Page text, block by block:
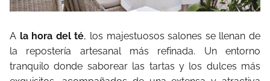
A la hora del té, los majestuosos salones se llenan de
la repostería artesanal más refinada. Un entorno
tranquilo donde saborear las tartas y los dulces más